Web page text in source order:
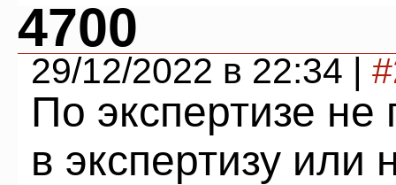
4700
29/12/2022 в 22:34 |
По экспертизе
в экспертизу или